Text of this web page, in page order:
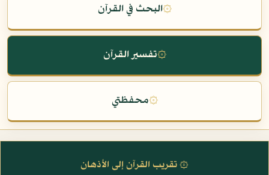
۞البحث في القرآن
۞تفسير القرآن
۞محفظتي
۞ تقريب القرآن إلى الأذهان